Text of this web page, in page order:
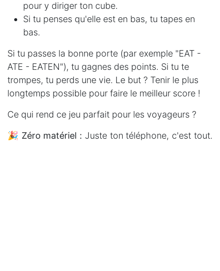
pour y diriger ton cube.
Si tu penses qu'elle est en bas, tu tapes en
bas.
Si tu passes la bonne porte (par exemple "EAT -
ATE - EATEN"), tu gagnes des points. Si tu te
trompes, tu perds une vie. Le but ? Tenir le plus
longtemps possible pour faire le meilleur score !
Ce qui rend ce jeu parfait pour les voyageurs ?
🎉 Zéro matériel : Juste ton téléphone, c'est tout.